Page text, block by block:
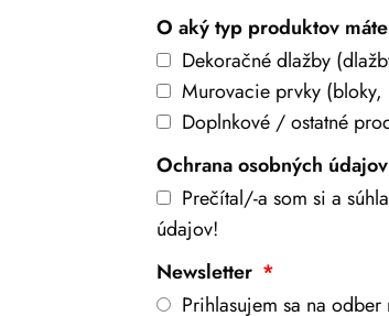
O aký typ produktov
Dekoračné dlažby
Murovacie prvky (bloky,
Doplnkové / ostatné
Ochrana osobných údajov
Prečítal/-a som si a
údajov!
Newsletter
Prihlasujem sa na odber